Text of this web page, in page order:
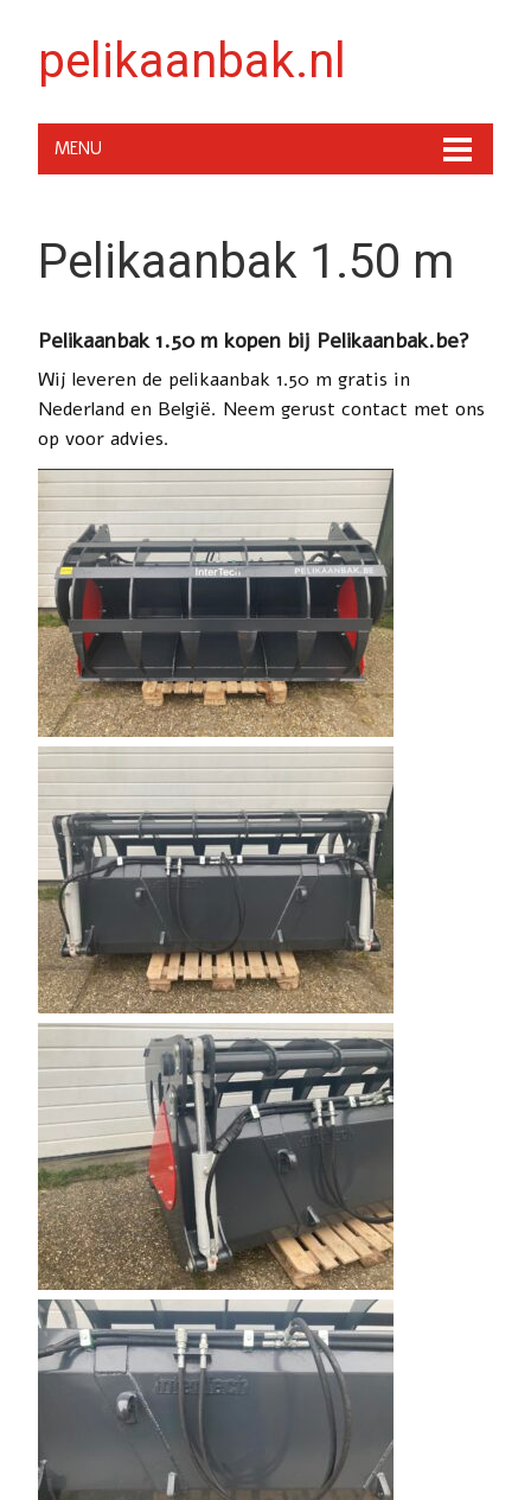
pelikaanbak.nl
MENU
Pelikaanbak 1.50 m
Pelikaanbak 1.50 m kopen bij Pelikaanbak.be?
Wij leveren de pelikaanbak 1.50 m gratis in
Nederland en België. Neem gerust contact met ons
op voor advies.